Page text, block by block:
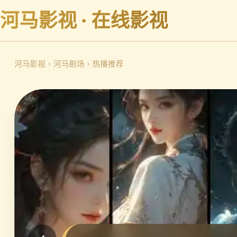
河马影视 · 在线影视
河马影视 › 河马剧场 › 热播推荐